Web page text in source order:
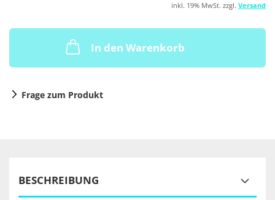
inkl. 19% MwSt. zzgl. Versand
In den Warenkorb
Frage zum Produkt
BESCHREIBUNG